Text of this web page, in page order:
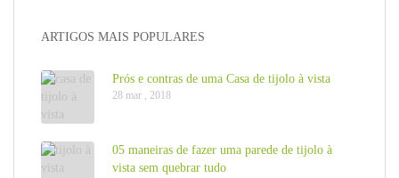
ARTIGOS MAIS POPULARES
Prós e contras de uma Casa de tijolo à vista
28 mar , 2018
05 maneiras de fazer uma parede de tijolo à
vista sem quebrar tudo